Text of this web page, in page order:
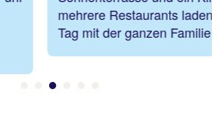
laden zu einem entspannten
Familie ein.